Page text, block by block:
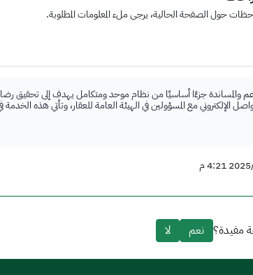
حول الصفحة الحالية، يرجى ملء المعلومات المطلوبة.
والمساندة جزءًا أساسيًا من نظام موحد ومتكامل يهدف إلى تحقيق رضا
الإلكتروني مع المسؤولين في الهيئة العامة للعقار، وتأتي هذه
مفيدة؟ نعم لا